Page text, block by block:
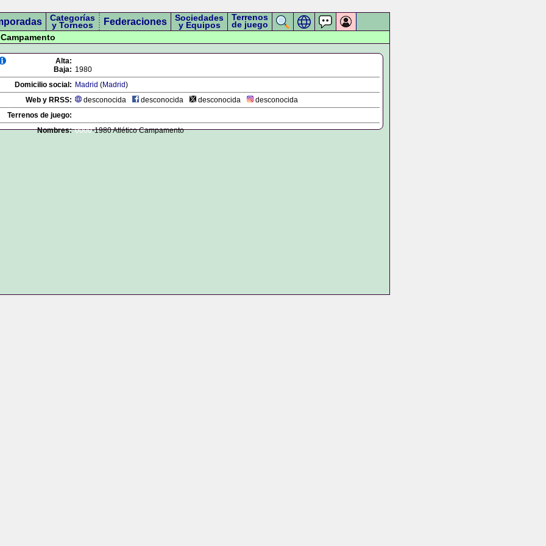
Categorías
y Torneos Federaciones Sociedades
y Equipos
Terrenos
de juego
Alta:
Baja: 1980
Domicilio social: Madrid (Madrid)
Web y RRSS:
desconocida desconocida desconocida
desconocida
Terrenos de juego:
Nombres: 0000-1980 Atlético Campamento